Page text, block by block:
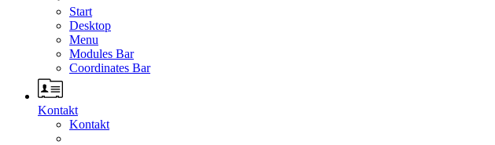
Start
Desktop
Menu
Modules Bar
Coordinates Bar
Kontakt
Kontakt